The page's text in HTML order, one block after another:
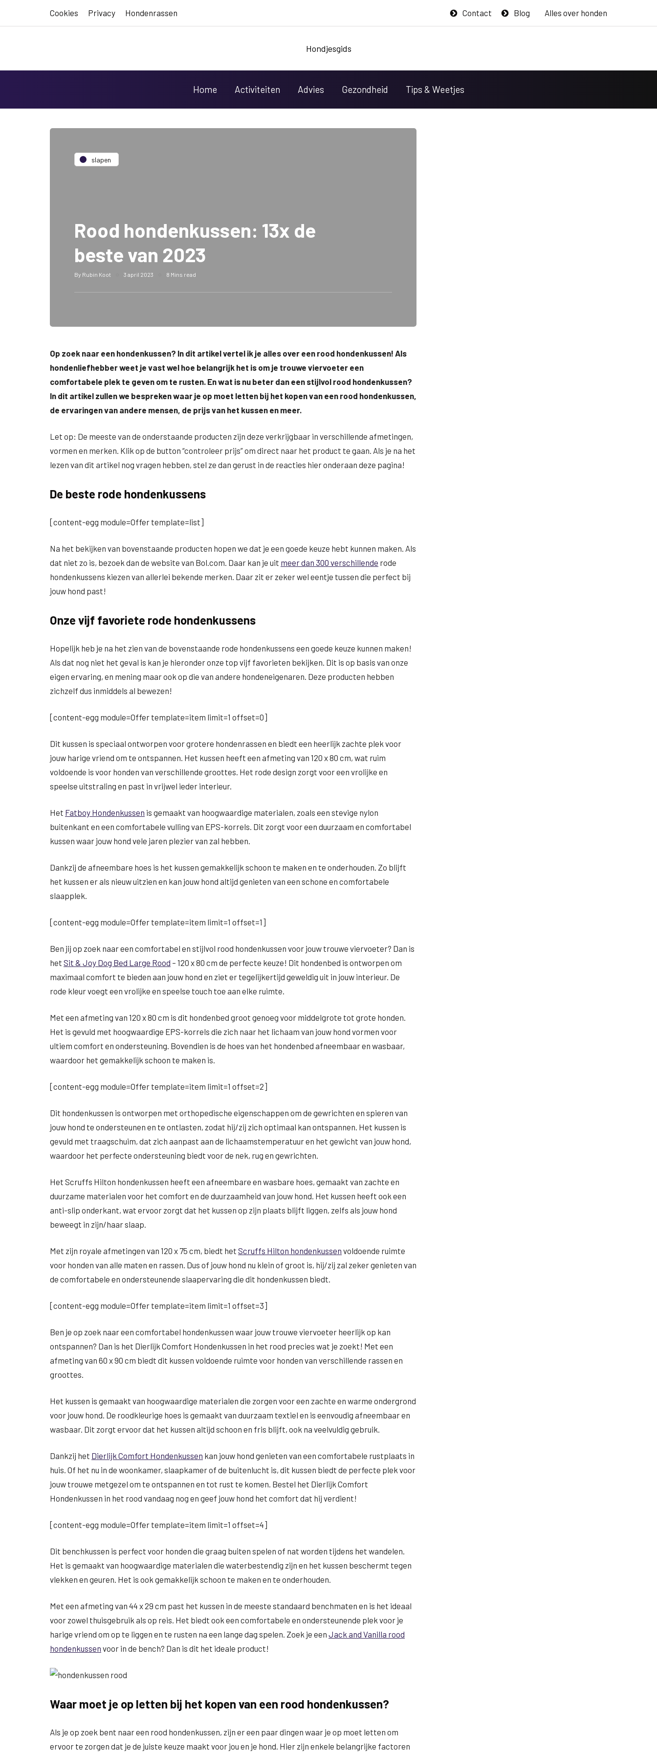
Cookies Privacy Hondenrassen Blog
Contact Alles over honden
Hondjesgids
Home Activiteiten Advies Gezondheid Tips & Weetjes
slapen
Rood hondenkussen: 13x de
beste van 2023
By Rubin Koot 3 april 2023 8 Mins read
Op zoek naar een hondenkussen? In dit artikel vertel ik je alles over een rood hondenkussen! Als
hondenliefhebber weet je vast wel hoe belangrijk het is om je trouwe viervoeter een
comfortabele plek te geven om te rusten. En wat is nu beter dan een stijlvol rood hondenkussen?
In dit artikel zullen we bespreken waar je op moet letten bij het kopen van een rood hondenkussen,
de ervaringen van andere mensen, de prijs van het kussen en meer.
Let op: De meeste van de onderstaande producten zijn deze verkrijgbaar in verschillende afmetingen,
vormen en merken. Klik op de button “controleer prijs” om direct naar het product te gaan. Als je na het
lezen van dit artikel nog vragen hebben, stel ze dan gerust in de reacties hier onderaan deze pagina!
De beste rode hondenkussens
[content-egg module=Offer template=list]
Na het bekijken van bovenstaande producten hopen we dat je een goede keuze hebt kunnen maken. Als
dat niet zo is, bezoek dan de website van Bol.com. Daar kan je uit meer dan 300 verschillende rode
hondenkussens kiezen van allerlei bekende merken. Daar zit er zeker wel eentje tussen die perfect bij
jouw hond past!
Onze vijf favoriete rode hondenkussens
Hopelijk heb je na het zien van de bovenstaande rode hondenkussens een goede keuze kunnen maken!
Als dat nog niet het geval is kan je hieronder onze top vijf favorieten bekijken. Dit is op basis van onze
eigen ervaring, en mening maar ook op die van andere hondeneigenaren. Deze producten hebben
zichzelf dus inmiddels al bewezen!
[content-egg module=Offer template=item limit=1 offset=0]
Dit kussen is speciaal ontworpen voor grotere hondenrassen en biedt een heerlijk zachte plek voor
jouw harige vriend om te ontspannen. Het kussen heeft een afmeting van 120 x 80 cm, wat ruim
voldoende is voor honden van verschillende groottes. Het rode design zorgt voor een vrolijke en
speelse uitstraling en past in vrijwel ieder interieur.
Het Fatboy Hondenkussen is gemaakt van hoogwaardige materialen, zoals een stevige nylon
buitenkant en een comfortabele vulling van EPS-korrels. Dit zorgt voor een duurzaam en comfortabel
kussen waar jouw hond vele jaren plezier van zal hebben.
Dankzij de afneembare hoes is het kussen gemakkelijk schoon te maken en te onderhouden. Zo blijft
het kussen er als nieuw uitzien en kan jouw hond altijd genieten van een schone en comfortabele
slaapplek.
[content-egg module=Offer template=item limit=1 offset=1]
Ben jij op zoek naar een comfortabel en stijlvol rood hondenkussen voor jouw trouwe viervoeter? Dan is
het Sit & Joy Dog Bed Large Rood – 120 x 80 cm de perfecte keuze! Dit hondenbed is ontworpen om
maximaal comfort te bieden aan jouw hond en ziet er tegelijkertijd geweldig uit in jouw interieur. De
rode kleur voegt een vrolijke en speelse touch toe aan elke ruimte.
Met een afmeting van 120 x 80 cm is dit hondenbed groot genoeg voor middelgrote tot grote honden.
Het is gevuld met hoogwaardige EPS-korrels die zich naar het lichaam van jouw hond vormen voor
ultiem comfort en ondersteuning. Bovendien is de hoes van het hondenbed afneembaar en wasbaar,
waardoor het gemakkelijk schoon te maken is.
[content-egg module=Offer template=item limit=1 offset=2]
Dit hondenkussen is ontworpen met orthopedische eigenschappen om de gewrichten en spieren van
jouw hond te ondersteunen en te ontlasten, zodat hij/zij zich optimaal kan ontspannen. Het kussen is
gevuld met traagschuim, dat zich aanpast aan de lichaamstemperatuur en het gewicht van jouw hond,
waardoor het perfecte ondersteuning biedt voor de nek, rug en gewrichten.
Het Scruffs Hilton hondenkussen heeft een afneembare en wasbare hoes, gemaakt van zachte en
duurzame materialen voor het comfort en de duurzaamheid van jouw hond. Het kussen heeft ook een
anti-slip onderkant, wat ervoor zorgt dat het kussen op zijn plaats blijft liggen, zelfs als jouw hond
beweegt in zijn/haar slaap.
Met zijn royale afmetingen van 120 x 75 cm, biedt het Scruffs Hilton hondenkussen voldoende ruimte
voor honden van alle maten en rassen. Dus of jouw hond nu klein of groot is, hij/zij zal zeker genieten van
de comfortabele en ondersteunende slaapervaring die dit hondenkussen biedt.
[content-egg module=Offer template=item limit=1 offset=3]
Ben je op zoek naar een comfortabel hondenkussen waar jouw trouwe viervoeter heerlijk op kan
ontspannen? Dan is het Dierlijk Comfort Hondenkussen in het rood precies wat je zoekt! Met een
afmeting van 60 x 90 cm biedt dit kussen voldoende ruimte voor honden van verschillende rassen en
groottes.
Het kussen is gemaakt van hoogwaardige materialen die zorgen voor een zachte en warme ondergrond
voor jouw hond. De roodkleurige hoes is gemaakt van duurzaam textiel en is eenvoudig afneembaar en
wasbaar. Dit zorgt ervoor dat het kussen altijd schoon en fris blijft, ook na veelvuldig gebruik.
Dankzij het Dierlijk Comfort Hondenkussen kan jouw hond genieten van een comfortabele rustplaats in
huis. Of het nu in de woonkamer, slaapkamer of de buitenlucht is, dit kussen biedt de perfecte plek voor
jouw trouwe metgezel om te ontspannen en tot rust te komen. Bestel het Dierlijk Comfort
Hondenkussen in het rood vandaag nog en geef jouw hond het comfort dat hij verdient!
[content-egg module=Offer template=item limit=1 offset=4]
Dit benchkussen is perfect voor honden die graag buiten spelen of nat worden tijdens het wandelen.
Het is gemaakt van hoogwaardige materialen die waterbestendig zijn en het kussen beschermt tegen
vlekken en geuren. Het is ook gemakkelijk schoon te maken en te onderhouden.
Met een afmeting van 44 x 29 cm past het kussen in de meeste standaard benchmaten en is het ideaal
voor zowel thuisgebruik als op reis. Het biedt ook een comfortabele en ondersteunende plek voor je
harige vriend om op te liggen en te rusten na een lange dag spelen. Zoek je een Jack and Vanilla rood
hondenkussen voor in de bench? Dan is dit het ideale product!
Waar moet je op letten bij het kopen van een rood hondenkussen?
Als je op zoek bent naar een rood hondenkussen, zijn er een paar dingen waar je op moet letten om
ervoor te zorgen dat je de juiste keuze maakt voor jou en je hond. Hier zijn enkele belangrijke factoren